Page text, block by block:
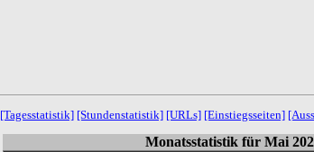
[Tagesstatistik] [Stundenstatistik] [URLs] [Einstiegsseiten]
Monatsstatistik für Mai